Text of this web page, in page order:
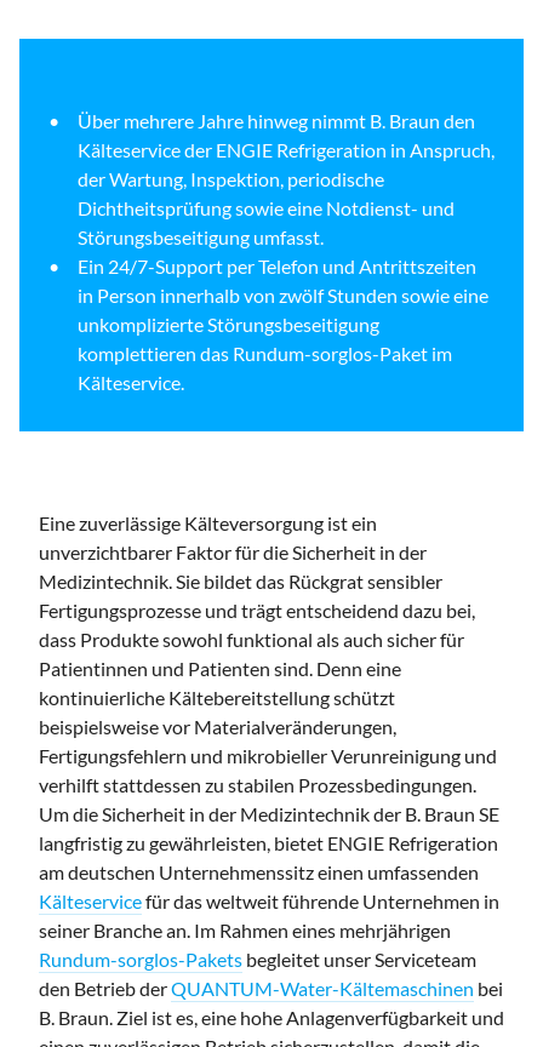
Über mehrere Jahre hinweg nimmt B. Braun den
Kälteservice der ENGIE Refrigeration in Anspruch,
der Wartung, Inspektion, periodische
Dichtheitsprüfung sowie eine Notdienst- und
Störungsbeseitigung umfasst.
Ein 24/7-Support per Telefon und Antrittszeiten
in Person innerhalb von zwölf Stunden sowie eine
unkomplizierte Störungsbeseitigung
komplettieren das Rundum-sorglos-Paket im
Kälteservice.
Eine zuverlässige Kälteversorgung ist ein
unverzichtbarer Faktor für die Sicherheit in der
Medizintechnik. Sie bildet das Rückgrat sensibler
Fertigungsprozesse und trägt entscheidend dazu bei,
dass Produkte sowohl funktional als auch sicher für
Patientinnen und Patienten sind. Denn eine
kontinuierliche Kältebereitstellung schützt
beispielsweise vor Materialveränderungen,
Fertigungsfehlern und mikrobieller Verunreinigung und
verhilft stattdessen zu stabilen Prozessbedingungen.
Um die Sicherheit in der Medizintechnik der B. Braun SE
langfristig zu gewährleisten, bietet ENGIE Refrigeration
am deutschen Unternehmenssitz einen umfassenden
Kälteservicefür das weltweit führende Unternehmen in
seiner Branche an. Im Rahmen eines mehrjährigen
Rundum-sorglos-Pakets begleitet unser Serviceteam
den Betrieb derQUANTUM-Water-Kältemaschinen bei
B. Braun. Ziel ist es, eine hohe Anlagenverfügbarkeit und